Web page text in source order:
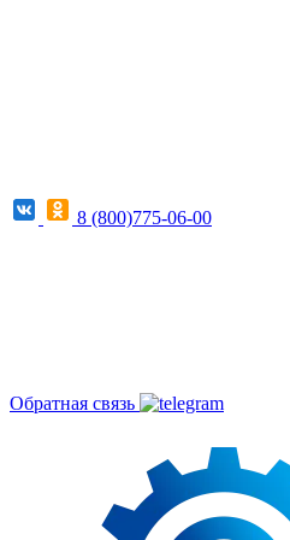
8 (800)775-06-00
Обратная связь